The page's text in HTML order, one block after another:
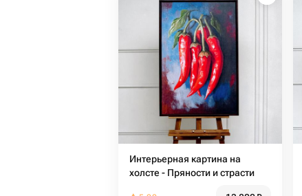
Интерьерная картина на
холсте - Пряности и страсти